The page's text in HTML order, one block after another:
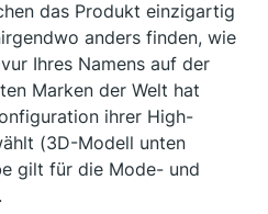
das Produkt einzigartig
anders finden, wie
Ihres Namens auf der
Marken der Welt hat
ihrer High-
(3D-Modell unten
gilt für die Mode- und